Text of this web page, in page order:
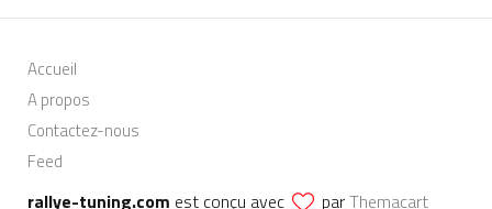
Accueil
A propos
Contactez-nous
Feed
rallye-tuning.com est conçu avec parThemacart